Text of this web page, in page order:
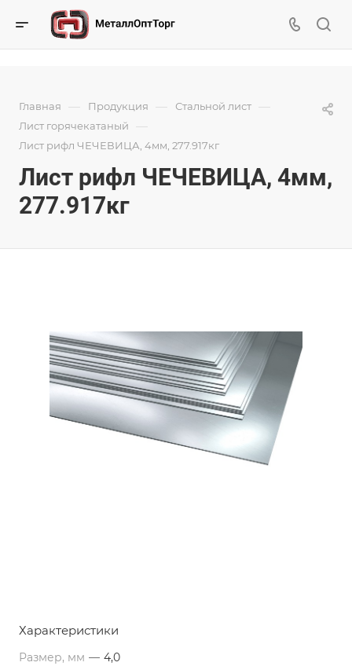
Главная — Продукция — Стальной лист —
Лист горячекатаный —
Лист рифл ЧЕЧЕВИЦА, 4мм, 277.917кг
Лист рифл ЧЕЧЕВИЦА, 4мм,
277.917кг
Характеристики
Размер, мм — 4,0